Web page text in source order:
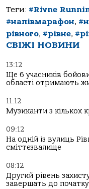
Теги: #Rivne
#напівмарафон,
рівного, #рівне,
СВІЖІ НОВИНИ
13:12
Ще 6 учасників
області отримають
11:12
Музиканти з кількох
09:12
На одній із вулиць
сміттєзвалище
08:12
Другий рівень
завершать до